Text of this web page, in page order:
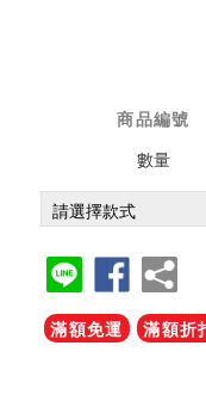
商品編號
數量
滿額免運 滿額折